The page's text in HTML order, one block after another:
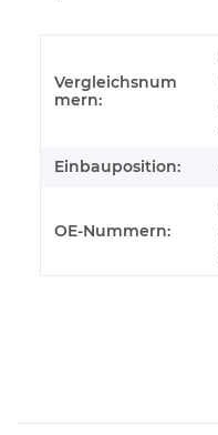
Vergleichsnum
mern:
Einbauposition:
OE-Nummern: